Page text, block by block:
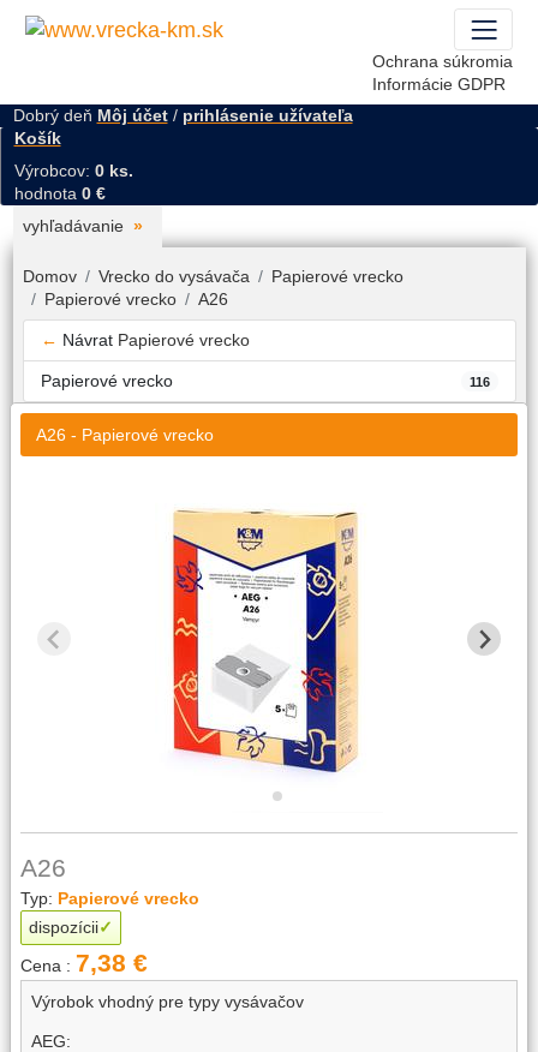
Ochrana súkromia
Informácie GDPR
Dobrý deň Môj účet/ prihlásenie užívateľa
Košík
Výrobcov: 0 ks.
hodnota 0 €
vyhľadávanie
Domov Vrecko do vysávača
Papierové vrecko
Papierové vrecko
A26
← Návrat Papierové vrecko
Papierové vrecko 116
A26 - Papierové vrecko
A26
Typ: Papierové vrecko
dispozícii
Cena : 7,38 €
Výrobok vhodný pre typy vysávačov
AEG: